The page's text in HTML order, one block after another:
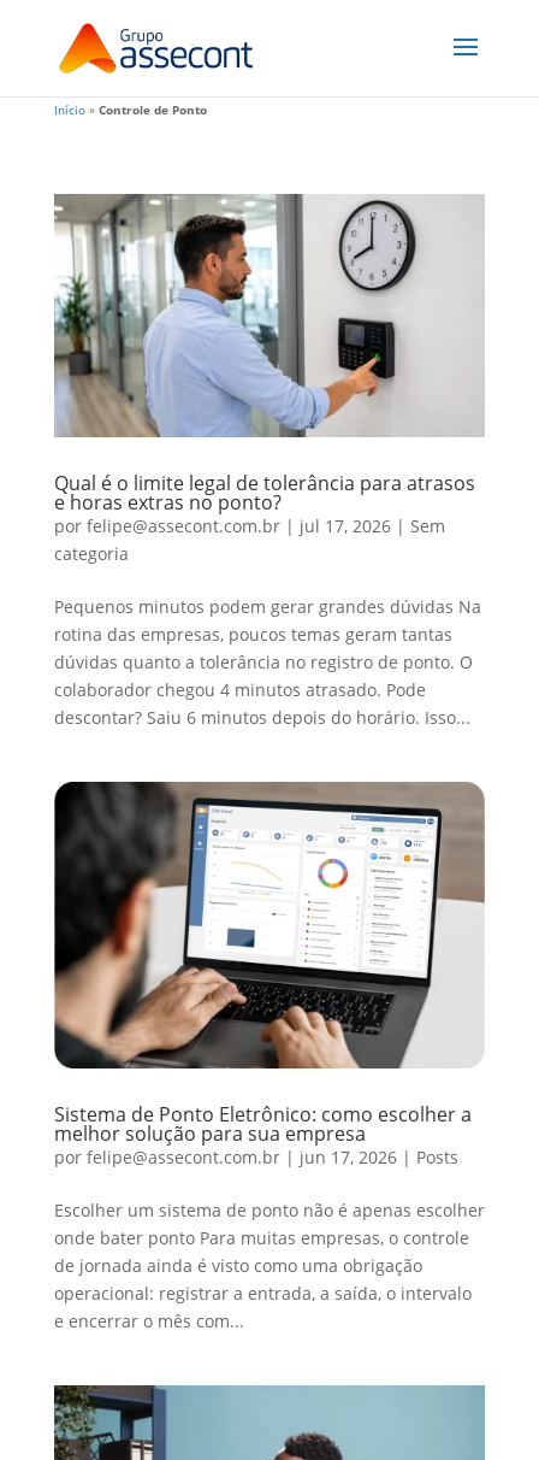
Início» Controle de Ponto
Qual é o limite legal de tolerância para atrasos
e horas extras no ponto?
por felipe@assecont.com.br| jul 17, 2026| Sem
categoria
Pequenos minutos podem gerar grandes dúvidas Na
rotina das empresas, poucos temas geram tantas
dúvidas quanto a tolerância no registro de ponto. O
colaborador chegou 4 minutos atrasado. Pode
descontar? Saiu 6 minutos depois do horário. Isso...
Sistema de Ponto Eletrônico: como escolher a
melhor solução para sua empresa
por felipe@assecont.com.br| jun 17, 2026| Posts
Escolher um sistema de ponto não é apenas escolher
onde bater ponto Para muitas empresas, o controle
de jornada ainda é visto como uma obrigação
operacional: registrar a entrada, a saída, o intervalo
e encerrar o mês com...